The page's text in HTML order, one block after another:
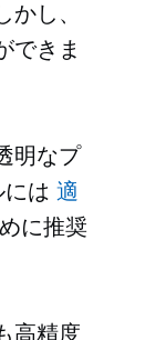
し、
できま
明なプ
は 適
に推奨
高精度